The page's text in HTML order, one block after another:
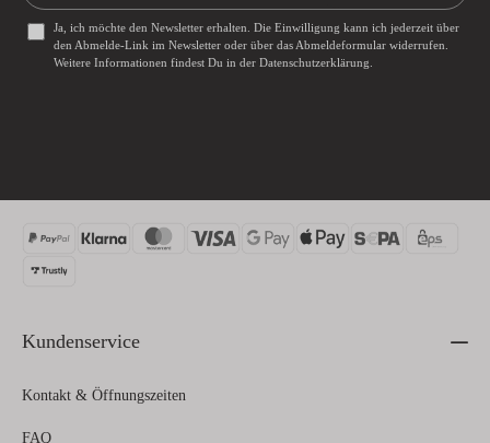
Ja, ich möchte den Newsletter erhalten. Die Einwilligung kann ich jederzeit über
den Abmelde-Link im Newsletter oder über das Abmeldeformularwiderrufen.
Weitere Informationen findest Du in der Datenschutzerklärung
Kundenservice
Kontakt & Öffnungszeiten
FAQ